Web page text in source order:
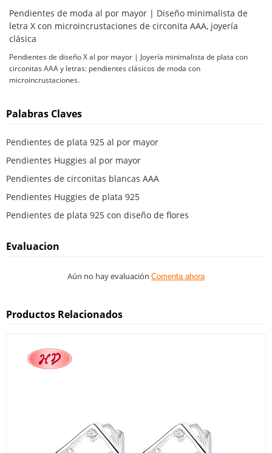
Pendientes de moda al por mayor | Diseño minimalista de
letra X con microincrustaciones de circonita AAA, joyería
clásica
Pendientes de diseño X al por mayor | Joyería minimalista de plata con
circonitas AAA y letras: pendientes clásicos de moda con
microincrustaciones.
Palabras Claves
Pendientes de plata 925 al por mayor
Pendientes Huggies al por mayor
Pendientes de circonitas blancas AAA
Pendientes Huggies de plata 925
Pendientes de plata 925 con diseño de flores
Evaluacion
Aún no hay evaluación Comenta ahora
Productos Relacionados